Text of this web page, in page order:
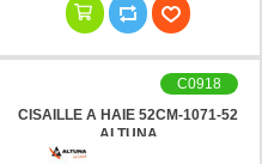
CISAILLE A HAIE 52CM-1071-52
ALTUNA
C0918